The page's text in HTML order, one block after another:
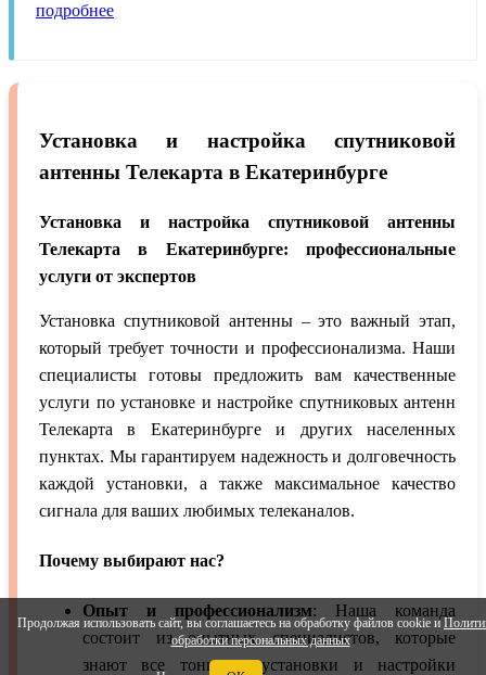
Продолжая использовать сайт, вы соглашаетесь на обработку файлов cookie и
обработки персональных данных
подробнее
Установка и настройка спутниковой
антенны Телекарта в Екатеринбурге
Установка и настройка спутниковой антенны
Телекарта в Екатеринбурге: профессиональные
услуги от экспертов
Установка спутниковой антенны – это важный этап,
который требует точности и профессионализма. Наши
специалисты готовы предложить вам качественные
услуги по установке и настройке спутниковых антенн
Телекарта в Екатеринбурге и других населенных
пунктах. Мы гарантируем надежность и долговечность
каждой установки, а также максимальное качество
сигнала для ваших любимых телеканалов.
Почему выбирают нас?
Опыт и профессионализм: Наша команда
состоит из опытных специалистов, которые
знают все тонкости установки и настройки